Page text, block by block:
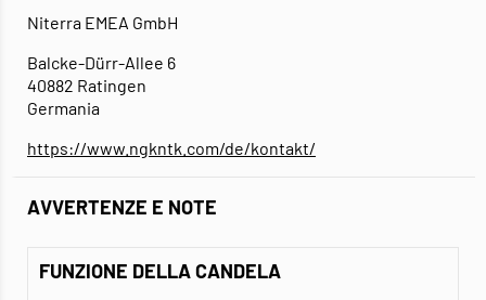
Niterra EMEA GmbH
Balcke-Dürr-Allee 6
40882 Ratingen
Germania
https://www.ngkntk.com/de/kontakt/
AVVERTENZE E NOTE
FUNZIONE DELLA CANDELA